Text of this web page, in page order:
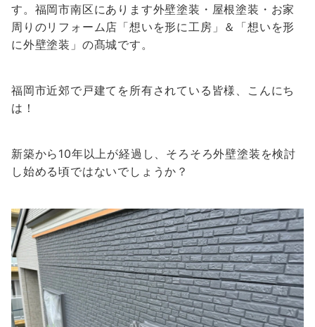
す。福岡市南区にあります外壁塗装・屋根塗装・お家
周りのリフォーム店「想いを形に工房」＆「想いを形
に外壁塗装」の髙城です。
福岡市近郊で戸建てを所有されている皆様、こんにち
は！
新築から10年以上が経過し、そろそろ外壁塗装を検討
し始める頃ではないでしょうか？